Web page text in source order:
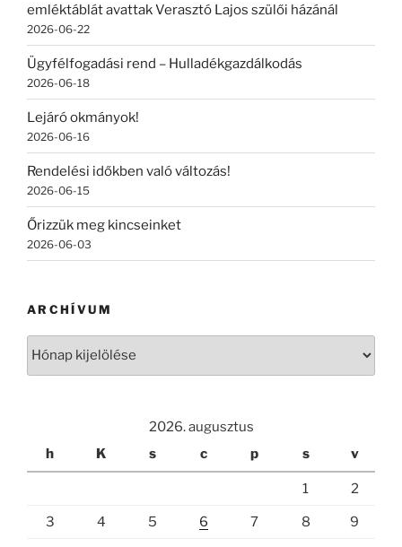
emléktáblát avattak Verasztó Lajos szülői házánál
2026-06-22
Ügyfélfogadási rend – Hulladékgazdálkodás
2026-06-18
Lejáró okmányok!
2026-06-16
Rendelési időkben való változás!
2026-06-15
Őrizzük meg kincseinket
2026-06-03
ARCHÍVUM
2026. augusztus
h
K s c p s v
1 2
3 4 5 6 7 8 9